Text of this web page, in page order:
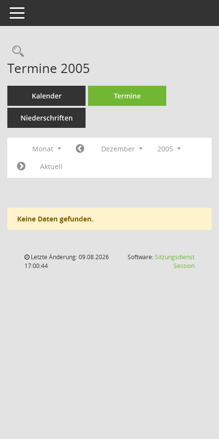
Toggle navigation
Rechercheauswahl
Termine 2005
Kalender Termine
Niederschriften
Monat Dezember
2005
Aktuell
Keine Daten gefunden.
Letzte Änderung: 09.08.2026
17:00:44
Software:Sitzungsdienst
Session(Wird in